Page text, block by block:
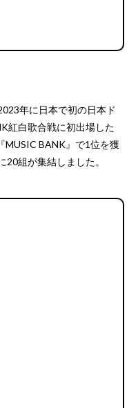
年に日本で初の日本ド
紅白歌合戦に初出場した
MUSIC BANK』で1位を獲
組が集結しました。